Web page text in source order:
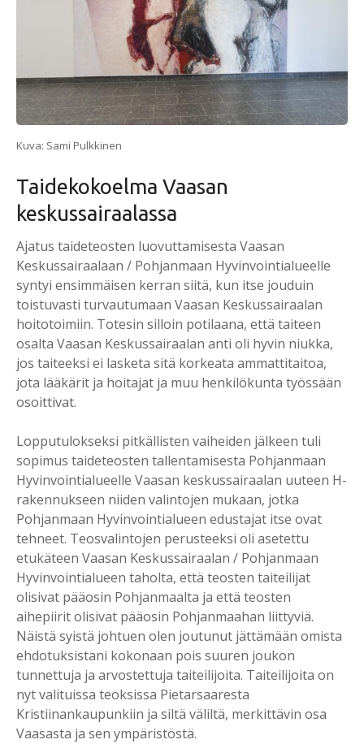
Kuva: Sami Pulkkinen
Taidekokoelma Vaasan
keskussairaalassa
Ajatus taideteosten luovuttamisesta Vaasan
Keskussairaalaan / Pohjanmaan Hyvinvointialueelle
syntyi ensimmäisen kerran siitä, kun itse jouduin
toistuvasti turvautumaan Vaasan Keskussairaalan
hoitotoimiin. Totesin silloin potilaana, että taiteen
osalta Vaasan Keskussairaalan anti oli hyvin niukka,
jos taiteeksi ei lasketa sitä korkeata ammattitaitoa,
jota lääkärit ja hoitajat ja muu henkilökunta työssään
osoittivat.
Lopputulokseksi pitkällisten vaiheiden jälkeen tuli
sopimus taideteosten tallentamisesta Pohjanmaan
Hyvinvointialueelle Vaasan keskussairaalan uuteen H-
rakennukseen niiden valintojen mukaan, jotka
Pohjanmaan Hyvinvointialueen edustajat itse ovat
tehneet. Teosvalintojen perusteeksi oli asetettu
etukäteen Vaasan Keskussairaalan / Pohjanmaan
Hyvinvointialueen taholta, että teosten taiteilijat
olisivat pääosin Pohjanmaalta ja että teosten
aihepiirit olisivat pääosin Pohjanmaahan liittyviä.
Näistä syistä johtuen olen joutunut jättämään omista
ehdotuksistani kokonaan pois suuren joukon
tunnettuja ja arvostettuja taiteilijoita. Taiteilijoita on
nyt valituissa teoksissa Pietarsaaresta
Kristiinankaupunkiin ja siltä väliltä, merkittävin osa
Vaasasta ja sen ympäristöstä.